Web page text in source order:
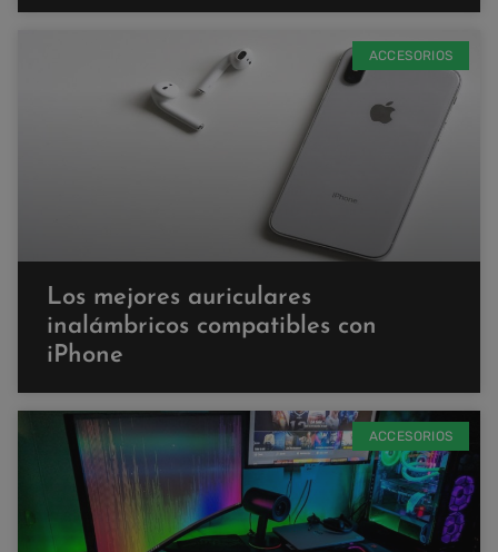
ACCESORIOS
Los mejores auriculares
inalámbricos compatibles con
iPhone
ACCESORIOS